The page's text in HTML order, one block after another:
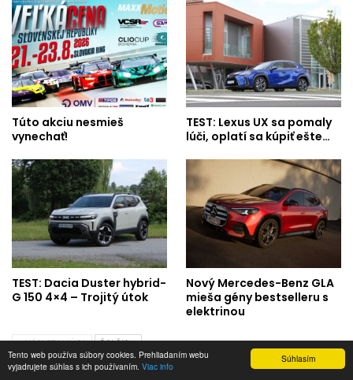
Súhlasím
Tento web používa súbory cookies. Prehliadaním webu
vyjadrujete súhlas s ich používaním. Viac info
Túto akciu nesmieš
vynechať!
TEST: Lexus UX sa pomaly
lúči, oplatí sa kúpiť ešte…
TEST: Dacia Duster hybrid-
G 150 4×4 – Trojitý útok
Nový Mercedes-Benz GLA
mieša gény bestselleru s
elektrinou
NÁSLEDUJÚCA ĎALŠIA